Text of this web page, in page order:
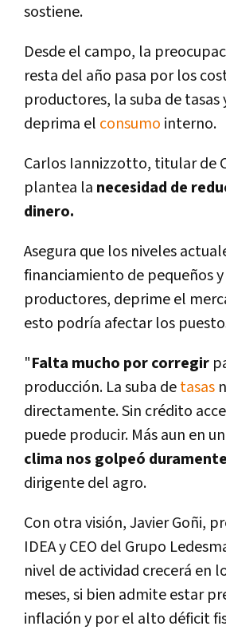
sostiene.
Desde el campo, la
resta del año pasa por los
productores, la suba de tasas
deprima el consumo interno.
Carlos Iannizzotto, titular de
plantea la necesidad de
dinero.
Asegura que los niveles
financiamiento de pequeños
productores, deprime el
esto podrí­a afectar los
"Falta mucho porcorregir
producción. La suba detasas
directamente. Sin crédito
puede producir. Más aun en
clima nos golpeó duramente
dirigente del agro.
Con otra visión, Javier Goñi,
IDEA y CEO del Grupo
nivel de actividad crecerá en
meses, si bien admite estar
inflación y por el alto déficit